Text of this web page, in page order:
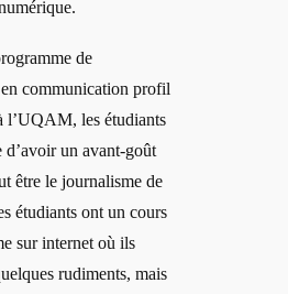
de
communication profil
l’UQAM, les étudiants
d’avoir un avant-goût
être le journalisme de
étudiants ont un cours
sur internet où ils
rudiments, mais